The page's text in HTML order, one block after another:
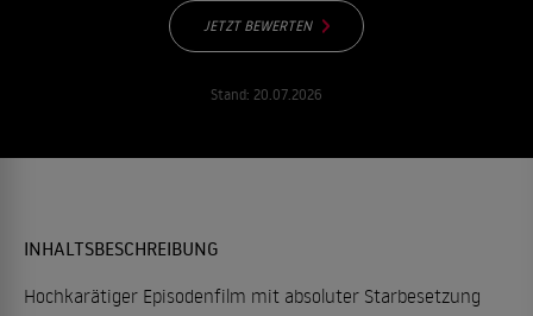
JETZT BEWERTEN
Stand: 20.07.2026
INHALTSBESCHREIBUNG
Hochkarätiger Episodenfilm mit absoluter Starbesetzung